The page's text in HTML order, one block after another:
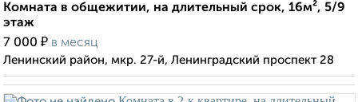
Комната в общежитии, на длительный срок, 16м², 5/9
этаж
7 000 ₽ в месяц
Ленинский район, мкр. 27-й, Ленинградский проспект 28